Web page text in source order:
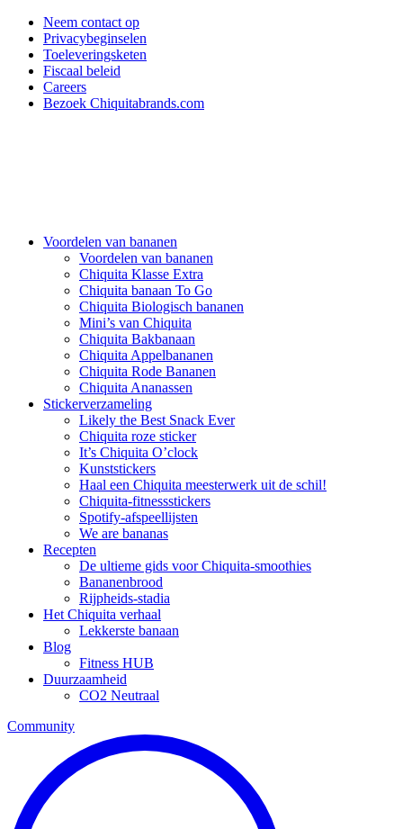
Neem contact op
Privacybeginselen
Toeleveringsketen
Fiscaal beleid
Careers
Bezoek Chiquitabrands.com
Voordelen van bananen
Voordelen van bananen
Chiquita Klasse Extra
Chiquita banaan To Go
Chiquita Biologisch bananen
Mini’s van Chiquita
Chiquita Bakbanaan
Chiquita Appelbananen
Chiquita Rode Bananen
Chiquita Ananassen
Stickerverzameling
Likely the Best Snack Ever
Chiquita roze sticker
It’s Chiquita O’clock
Kunststickers
Haal een Chiquita meesterwerk uit de schil!
Chiquita-fitnessstickers
Spotify-afspeellijsten
We are bananas
Recepten
De ultieme gids voor Chiquita-smoothies
Bananenbrood
Rijpheids-stadia
Het Chiquita verhaal
Lekkerste banaan
Blog
Fitness HUB
Duurzaamheid
CO2 Neutraal
Community